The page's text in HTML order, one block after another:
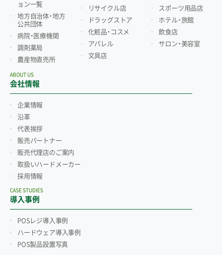
ョン一覧
地方自治体・地方
公共団体
病院・医療機関
調剤薬局
農産物直売所
リサイクル店
ドラッグストア
化粧品・コスメ
アパレル
文具店
スポーツ用品店
ホテル・旅館
飲食店
サロン・美容室
会社情報
ABOUT US
企業情報
沿革
代表挨拶
販売パートナー
販売代理店のご案内
取扱いハードメーカー
採用情報
導入事例
CASE STUDIES
POSレジ導入事例
ハードウェア導入事例
POS製品設置写真